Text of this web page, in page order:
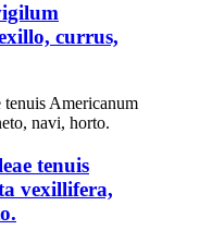
currus,
tenuis
vexillifera,